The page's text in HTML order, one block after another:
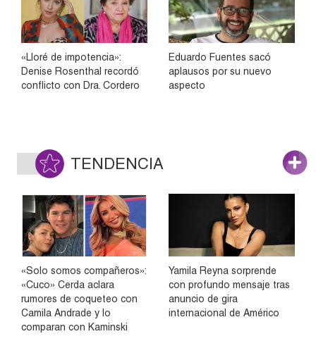
«Lloré de impotencia»:
Denise Rosenthal recordó
conflicto con Dra. Cordero
Eduardo Fuentes sacó
aplausos por su nuevo
aspecto
TENDENCIA
«Solo somos compañeros»:
«Cuco» Cerda aclara
rumores de coqueteo con
Camila Andrade y lo
comparan con Kaminski
Yamila Reyna sorprende
con profundo mensaje tras
anuncio de gira
internacional de Américo